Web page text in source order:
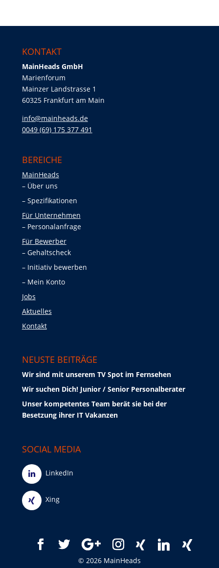
KONTAKT
MainHeads GmbH
Marienforum
Mainzer Landstrasse 1
60325 Frankfurt am Main
info@mainheads.de
0049 (69) 175 377 491
BEREICHE
MainHeads
Über uns
Spezifikationen
Für Unternehmen
Personalanfrage
Für Bewerber
Gehaltscheck
Initiativ bewerben
Mein Konto
Jobs
Aktuelles
Kontakt
NEUSTE BEITRÄGE
Wir sind mit unserem TV Spot im Fernsehen
Wir suchen Dich! Junior / Senior Personalberater
Unser kompetentes Team berät sie bei der
Besetzung ihrer IT Vakanzen
SOCIAL MEDIA
LinkedIn
Xing
© 2026 MainHeads